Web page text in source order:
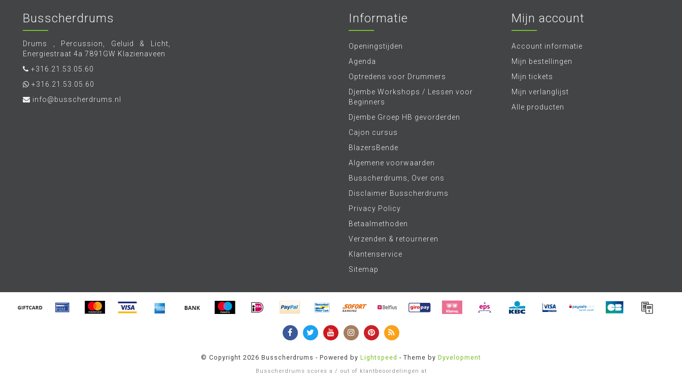
Busscherdrums
Drums , Percussion, Geluid & Licht,
Energiestraat 4a 7891GW Klazienaveen
+316.21.53.05.60
+316.21.53.05.60
info@busscherdrums.nl
Informatie
Openingstijden
Agenda
Optredens voor Drummers
Djembe Workshops / Lessen voor
Beginners
Djembe Groep HB gevorderden
Cajon cursus
BlazersBende
Algemene voorwaarden
Busscherdrums, Over ons
Disclaimer Busscherdrums
Privacy Policy
Betaalmethoden
Verzenden & retourneren
Klantenservice
Sitemap
Mijn account
Account informatie
Mijn bestellingen
Mijn tickets
Mijn verlanglijst
Alle producten
© Copyright 2026 Busscherdrums - Powered by Lightspeed - Theme by Dyvelopment
Busscherdrums scores a / out of klantbeoordelingen at